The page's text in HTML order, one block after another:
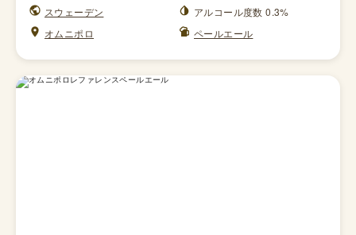
スウェーデン
アルコール度数 0.3%
オムニポロ
ペールエール